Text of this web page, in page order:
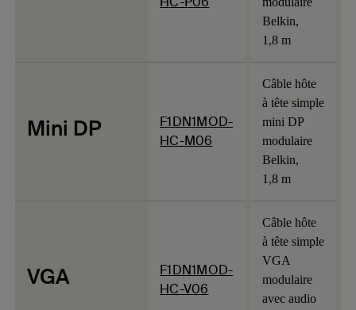
Belkin,
1,8 m
Mini DP
F1DN1MOD-
HC-M06
Câble hôte
à tête simple
mini DP
modulaire
Belkin,
1,8 m
VGA
F1DN1MOD-
HC-V06
Câble hôte
à tête simple
VGA
modulaire
avec audio